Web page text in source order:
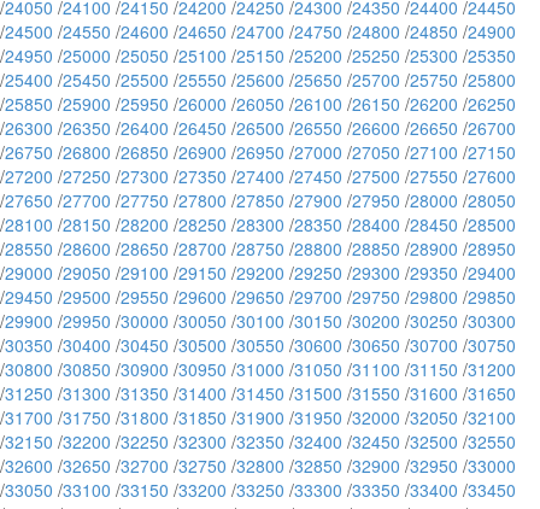
/24050 /24100 /24150 /24200 /24250 /24300 /24350 /24400 /24450
/24500 /24550 /24600 /24650 /24700 /24750 /24800 /24850 /24900
/24950 /25000 /25050 /25100 /25150 /25200 /25250 /25300 /25350
/25400 /25450 /25500 /25550 /25600 /25650 /25700 /25750 /25800
/25850 /25900 /25950 /26000 /26050 /26100 /26150 /26200 /26250
/26300 /26350 /26400 /26450 /26500 /26550 /26600 /26650 /26700
/26750 /26800 /26850 /26900 /26950 /27000 /27050 /27100 /27150
/27200 /27250 /27300 /27350 /27400 /27450 /27500 /27550 /27600
/27650 /27700 /27750 /27800 /27850 /27900 /27950 /28000 /28050
/28100 /28150 /28200 /28250 /28300 /28350 /28400 /28450 /28500
/28550 /28600 /28650 /28700 /28750 /28800 /28850 /28900 /28950
/29000 /29050 /29100 /29150 /29200 /29250 /29300 /29350 /29400
/29450 /29500 /29550 /29600 /29650 /29700 /29750 /29800 /29850
/29900 /29950 /30000 /30050 /30100 /30150 /30200 /30250 /30300
/30350 /30400 /30450 /30500 /30550 /30600 /30650 /30700 /30750
/30800 /30850 /30900 /30950 /31000 /31050 /31100 /31150 /31200
/31250 /31300 /31350 /31400 /31450 /31500 /31550 /31600 /31650
/31700 /31750 /31800 /31850 /31900 /31950 /32000 /32050 /32100
/32150 /32200 /32250 /32300 /32350 /32400 /32450 /32500 /32550
/32600 /32650 /32700 /32750 /32800 /32850 /32900 /32950 /33000
/33050 /33100 /33150 /33200 /33250 /33300 /33350 /33400 /33450